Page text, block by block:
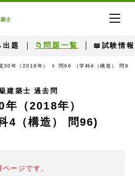
士
出題 📁問題一覧 📖試験情報
30年（2018年） 問96 （学科4（構造） 問96
建築士 過去問
年（2018年）
4（構造） 問96)
ージです。